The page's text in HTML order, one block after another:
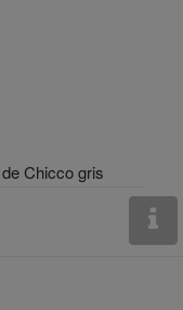
Chicco gris